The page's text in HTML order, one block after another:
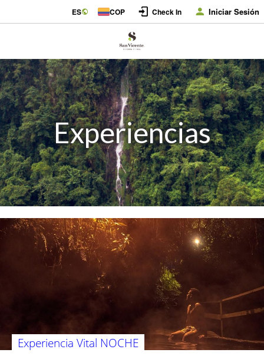
ES COP Check In Iniciar Sesión
Experiencias
Experiencia Vital NOCHE